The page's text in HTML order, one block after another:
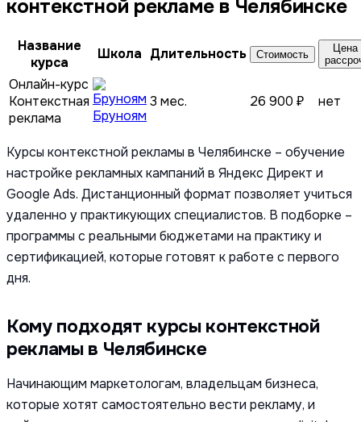
контекстной рекламе в Челябинске
Название
курса
Школа Длительность Стоимость
Цена
Онлайн-курс
Контекстная
реклама
Бруноям
3 мес. 26 900 ₽ нет
Курсы контекстной рекламы в Челябинске – обучение
настройке рекламных кампаний в Яндекс Директ и
Google Ads. Дистанционный формат позволяет учиться
удаленно у практикующих специалистов. В подборке –
программы с реальными бюджетами на практику и
сертификацией, которые готовят к работе с первого
дня.
Кому подходят курсы контекстной
рекламы в Челябинске
Начинающим маркетологам, владельцам бизнеса,
которые хотят самостоятельно вести рекламу, и